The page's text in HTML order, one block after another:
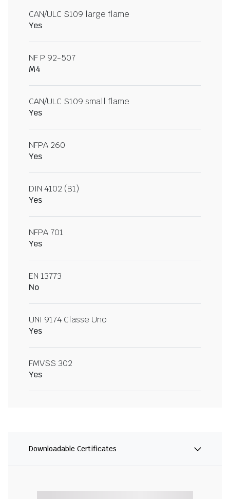
CAN/ULC S109 large flame
Yes
NF P 92-507
M4
CAN/ULC S109 small flame
Yes
NFPA 260
Yes
DIN 4102 (B1)
Yes
NFPA 701
Yes
EN 13773
No
UNI 9174 Classe Uno
Yes
FMVSS 302
Yes
Downloadable Certificates